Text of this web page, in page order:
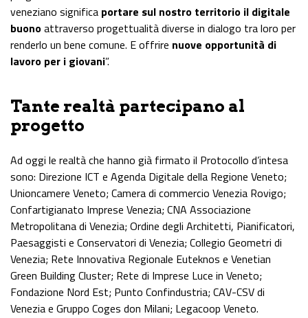
veneziano significa portare sul nostro territorio il digitale
buonoattraverso progettualità diverse in dialogo tra loro per
renderlo un bene comune. E offrire nuove opportunità di
lavoro per i giovani”.
Tante realtà partecipano al
progetto
Ad oggi le realtà che hanno già firmato il Protocollo d’intesa
sono: Direzione ICT e Agenda Digitale della Regione Veneto;
Unioncamere Veneto; Camera di commercio Venezia Rovigo;
Confartigianato Imprese Venezia; CNA Associazione
Metropolitana di Venezia; Ordine degli Architetti, Pianificatori,
Paesaggisti e Conservatori di Venezia; Collegio Geometri di
Venezia; Rete Innovativa Regionale Euteknos e Venetian
Green Building Cluster; Rete di Imprese Luce in Veneto;
Fondazione Nord Est; Punto Confindustria; CAV-CSV di
Venezia e Gruppo Coges don Milani; Legacoop Veneto.